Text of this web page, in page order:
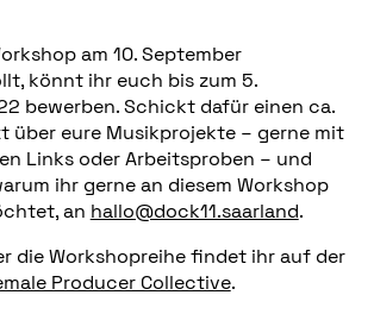
am 10. September
könnt ihr euch bis zum 5.
bewerben. Schickt dafür einen ca.
über eure Musikprojekte – gerne mit
Links oder Arbeitsproben – und
ihr gerne an diesem Workshop
an hallo@dock11.saarland.
die Workshopreihe findet ihr auf der
Producer Collective.